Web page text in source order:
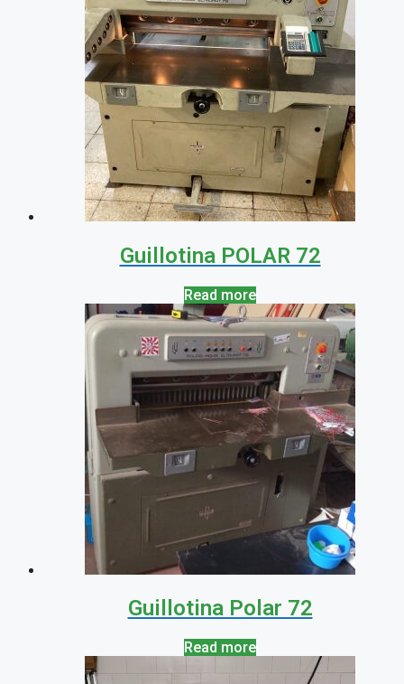
Guillotina POLAR 72
Read more
Guillotina Polar 72
Read more